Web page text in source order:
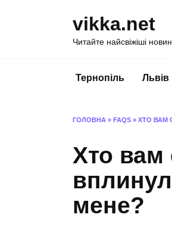
vikka.net
Читайте найсвіжіші
Тернопіль Львів
ГОЛОВНА » FAQS » ХТО ВАМ
Хто вам
мене?